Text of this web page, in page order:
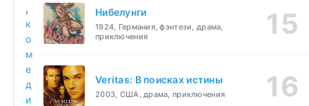
,
к
о
м
е
д
и
Нибелунги
1924, Германия, фэнтези, драма,
приключения
Veritas: В поисках истины
2003, США, драма, приключения